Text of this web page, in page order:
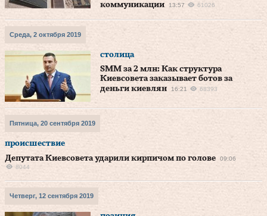
коммуникации
13:57 61026
Среда, 2 октября 2019
столица
SMM за 2 млн: Как структура
Киевсовета заказывает ботов за
деньги киевлян
16:21 68393
Пятница, 20 сентября 2019
происшествие
Депутата Киевсовета ударили кирпичом по голове
09:06
8044
Четверг, 12 сентября 2019